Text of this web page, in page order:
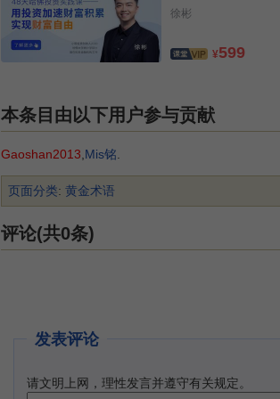
徐彬
¥599
本条目由以下用户参与贡献
Gaoshan2013,Mis铭.
页面分类: 黄金术语
评论(共0条)
发表评论
请文明上网，理性发言并遵守有关规定。